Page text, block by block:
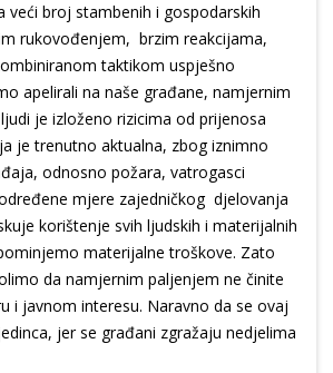
veći broj stambenih i gospodarskih
rukovođenjem, brzim reakcijama,
taktikom uspješno
apelirali na naše građane, namjernim
je izloženo rizicima od prijenosa
je trenutno aktualna, zbog iznimno
odnosno požara, vatrogasci
mjere zajedničkog djelovanja
korištenje svih ljudskih i materijalnih
materijalne troškove. Zato
da namjernim paljenjem ne činite
i javnom interesu. Naravno da se ovaj
jer se građani zgražaju nedjelima